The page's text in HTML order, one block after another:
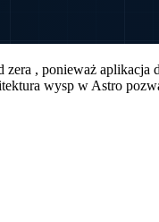
, ponieważ
wysp w Astro